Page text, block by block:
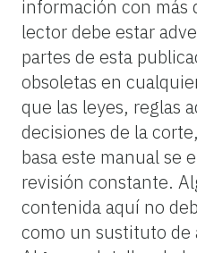
información con más
lector debe estar
partes de esta
obsoletas en
que las leyes, reglas
decisiones de la
basa este manual se
revisión constante.
contenida aquí no
como un sustituto de